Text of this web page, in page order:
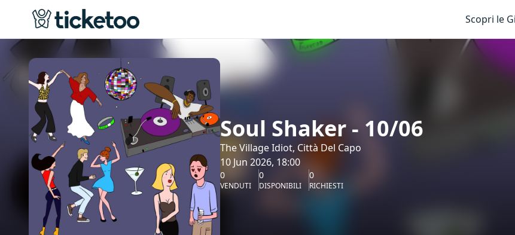
Scopri le
Soul Shaker - 10/06
The Village Idiot, Città Del Capo
10 Jun 2026, 18:00
0
VENDUTI
0
DISPONIBILI
0
RICHIESTI